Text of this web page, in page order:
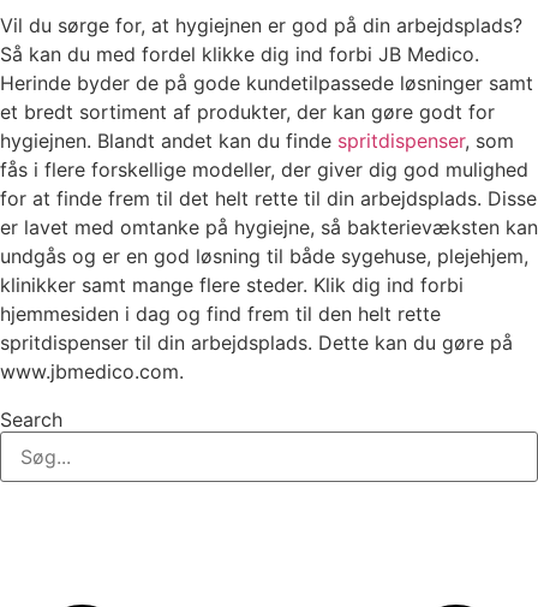
Vil du sørge for, at hygiejnen er god på din arbejdsplads?
Så kan du med fordel klikke dig ind forbi JB Medico.
Herinde byder de på gode kundetilpassede løsninger samt
et bredt sortiment af produkter, der kan gøre godt for
hygiejnen. Blandt andet kan du finde spritdispenser, som
fås i flere forskellige modeller, der giver dig god mulighed
for at finde frem til det helt rette til din arbejdsplads. Disse
er lavet med omtanke på hygiejne, så bakterievæksten kan
undgås og er en god løsning til både sygehuse, plejehjem,
klinikker samt mange flere steder. Klik dig ind forbi
hjemmesiden i dag og find frem til den helt rette
spritdispenser til din arbejdsplads. Dette kan du gøre på
www.jbmedico.com.
Search